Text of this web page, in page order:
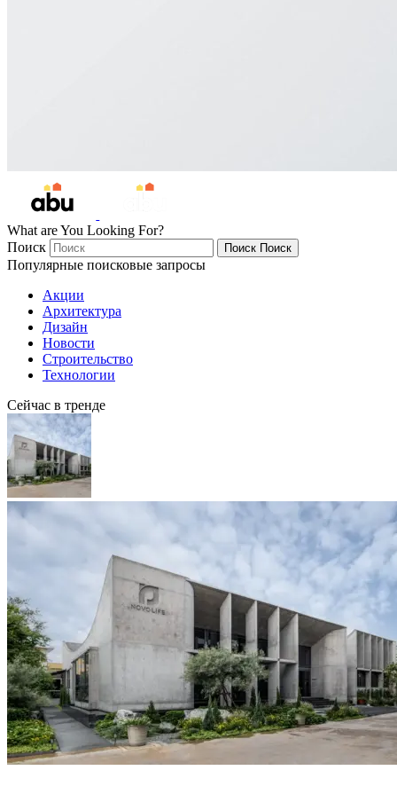
What are You Looking For?
Поиск
Поиск Поиск
Популярные поисковые запросы
Акции
Архитектура
Дизайн
Новости
Строительство
Технологии
Сейчас в тренде